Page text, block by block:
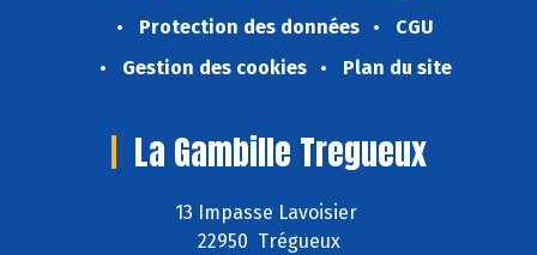
Protection des données
CGU
Gestion des cookies
Plan du site
La Gambille Tregueux
13 Impasse Lavoisier
22950 Trégueux